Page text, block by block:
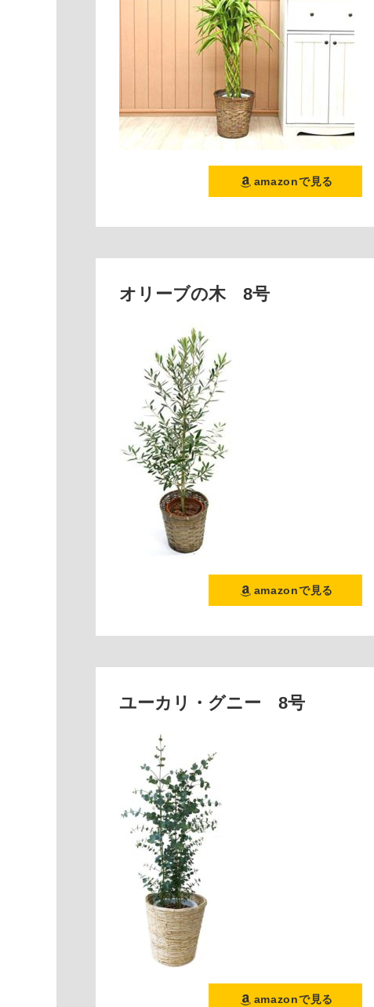
amazonで見る
オリーブの木 8号
amazonで見る
ユーカリ・グニー 8号
amazonで見る